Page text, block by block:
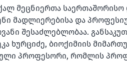
მეცნიერთა
მადლიერებისა და
შესაძლებლობაა.
ხურციძე, ბიოქიმიის
პროფესორი, რომლის